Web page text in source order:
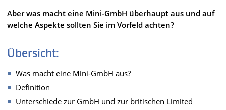
Aber was macht eine Mini-GmbH überhaupt aus und auf
welche Aspekte sollten Sie im Vorfeld achten?
Übersicht:
Was macht eine Mini-GmbH aus?
Definition
Unterschiede zur GmbH und zur britischen Limited